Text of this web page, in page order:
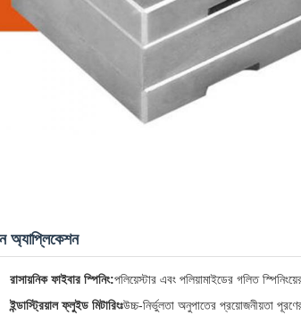
অ্যাপ্লিকেশন
রাসায়নিক ফাইবার স্পিনিং:পলিয়েস্টার এবং পলিয়ামাইডের গলিত
ইন্ডাস্ট্রিয়াল ফ্লুইড মিটারিংঃউচ্চ-নির্ভুলতা অনুপাতের প্রয়োজনীয়তা